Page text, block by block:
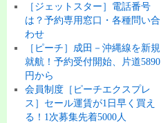
［ジェットスター］電話番号
は？予約専用窓口・各種問い合
わせ
［ピーチ］成田－沖縄線を新規
就航！予約受付開始、片道5890
円から
会員制度［ピーチエクスプレ
ス］セール運賃が1日早く買え
る！1次募集先着5000人